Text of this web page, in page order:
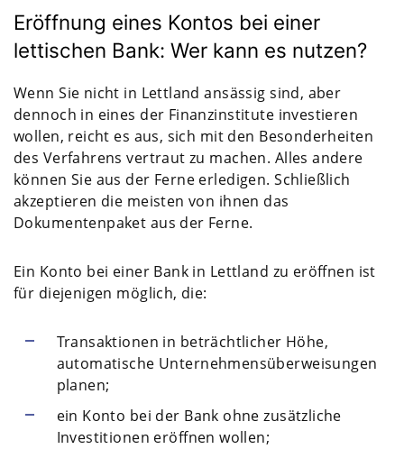
Eröffnung eines Kontos bei einer
lettischen Bank: Wer kann es nutzen?
Wenn Sie nicht in Lettland ansässig sind, aber
dennoch in eines der Finanzinstitute investieren
wollen, reicht es aus, sich mit den Besonderheiten
des Verfahrens vertraut zu machen. Alles andere
können Sie aus der Ferne erledigen. Schließlich
akzeptieren die meisten von ihnen das
Dokumentenpaket aus der Ferne.
Ein Konto bei einer Bank in Lettland zu eröffnen ist
für diejenigen möglich, die:
Transaktionen in beträchtlicher Höhe,
automatische Unternehmensüberweisungen
planen;
ein Konto bei der Bank ohne zusätzliche
Investitionen eröffnen wollen;